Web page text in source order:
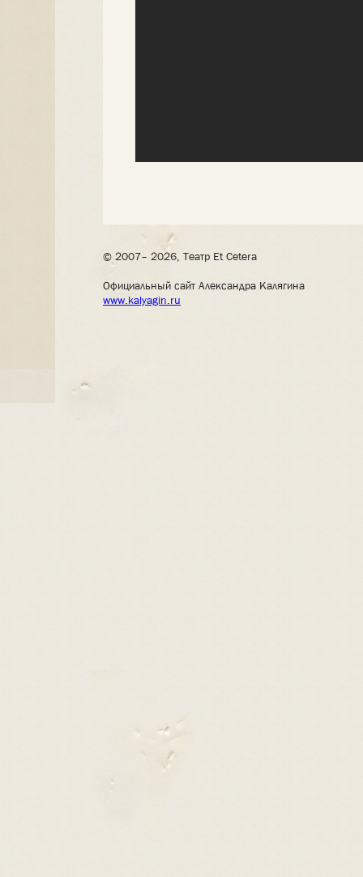
© 2007– 2026, Театр Et Cetera
Официальный сайт Александра Калягина
www.kalyagin.ru